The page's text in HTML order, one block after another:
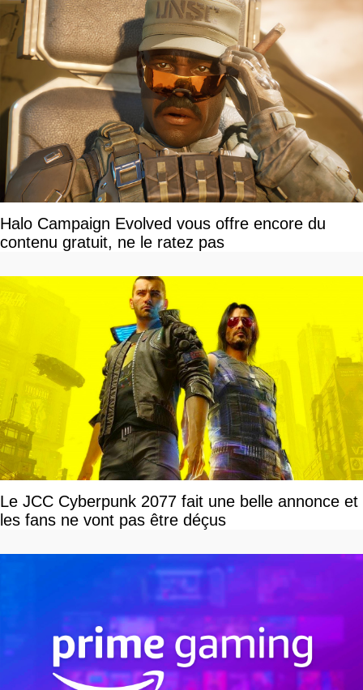
Halo Campaign Evolved vous offre encore du
contenu gratuit, ne le ratez pas
Le JCC Cyberpunk 2077 fait une belle annonce et
les fans ne vont pas être déçus